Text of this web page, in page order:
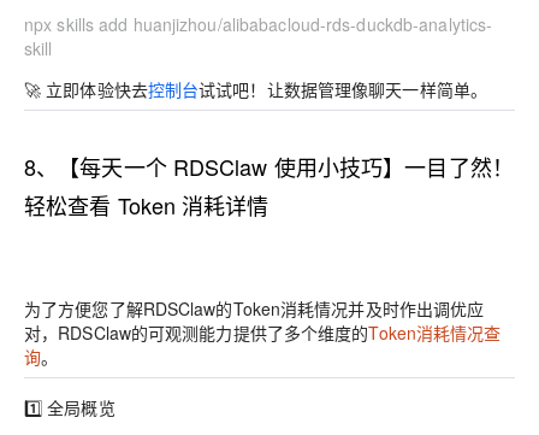
npx skills add huanjizhou/alibabacloud-rds-duckdb-analytics-
skill
🚀 立即体验快去控制台试试吧！让数据管理像聊天一样简单。
8、【每天一个 RDSClaw 使用小技巧】一目了然！
轻松查看 Token 消耗详情
为了方便您了解RDSClaw的Token消耗情况并及时作出调优应
对，RDSClaw的可观测能力提供了多个维度的Token消耗情况查
询。
1️⃣全局概览